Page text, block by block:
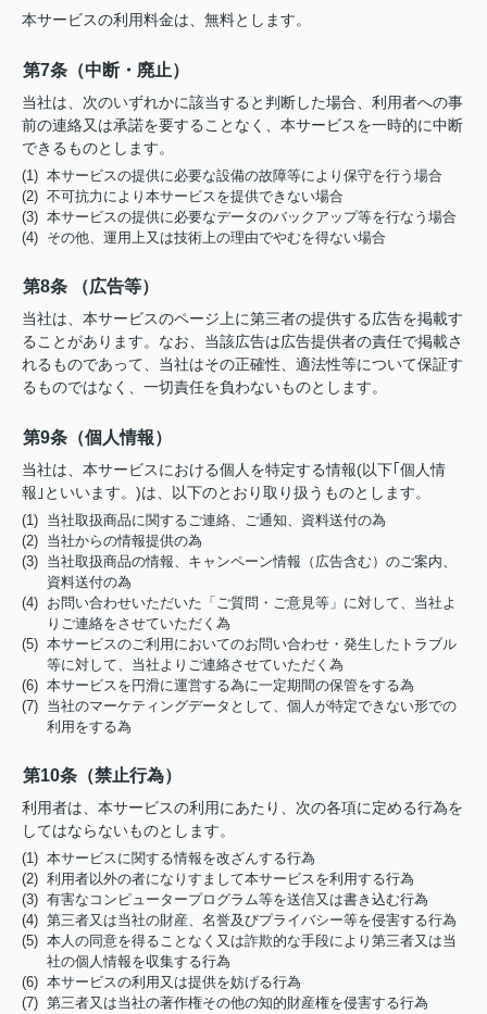
本サービスの利用料金は、無料とします。
第7条（中断・廃止）
当社は、次のいずれかに該当すると判断した場合、利用者への事
前の連絡又は承諾を要することなく、本サービスを一時的に中断
できるものとします。
(1) 本サービスの提供に必要な設備の故障等により保守を行う場合
(2) 不可抗力により本サービスを提供できない場合
(3) 本サービスの提供に必要なデータのバックアップ等を行なう場合
(4) その他、運用上又は技術上の理由でやむを得ない場合
第8条 （広告等）
当社は、本サービスのページ上に第三者の提供する広告を掲載す
ることがあります。なお、当該広告は広告提供者の責任で掲載さ
れるものであって、当社はその正確性、適法性等について保証す
るものではなく、一切責任を負わないものとします。
第9条（個人情報）
当社は、本サービスにおける個人を特定する情報(以下｢個人情
報｣といいます。)は、以下のとおり取り扱うものとします。
(1) 当社取扱商品に関するご連絡、ご通知、資料送付の為
(2) 当社からの情報提供の為
(3) 当社取扱商品の情報、キャンペーン情報（広告含む）のご案内、
資料送付の為
(4) お問い合わせいただいた「ご質問・ご意見等」に対して、当社よ
りご連絡をさせていただく為
(5) 本サービスのご利用においてのお問い合わせ・発生したトラブル
等に対して、当社よりご連絡させていただく為
(6) 本サービスを円滑に運営する為に一定期間の保管をする為
(7) 当社のマーケティングデータとして、個人が特定できない形での
利用をする為
第10条（禁止行為）
利用者は、本サービスの利用にあたり、次の各項に定める行為を
してはならないものとします。
(1) 本サービスに関する情報を改ざんする行為
(2) 利用者以外の者になりすまして本サービスを利用する行為
(3) 有害なコンピュータープログラム等を送信又は書き込む行為
(4) 第三者又は当社の財産、名誉及びプライバシー等を侵害する行為
(5) 本人の同意を得ることなく又は詐欺的な手段により第三者又は当
社の個人情報を収集する行為
(6) 本サービスの利用又は提供を妨げる行為
(7) 第三者又は当社の著作権その他の知的財産権を侵害する行為